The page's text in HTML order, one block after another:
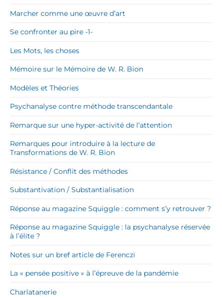
Marcher comme une œuvre d’art
Se confronter au pire -1-
Les Mots, les choses
Mémoire sur le Mémoire de W. R. Bion
Modèles et Théories
Psychanalyse contre méthode transcendantale
Remarque sur une hyper-activité de l’attention
Remarques pour introduire à la lecture de
Transformations de W. R. Bion
Résistance / Conflit des méthodes
Substantivation / Substantialisation
Réponse au magazine Squiggle : comment s’y retrouver ?
Réponse au magazine Squiggle : la psychanalyse réservée
à l’élite ?
Notes sur un bref article de Ferenczi
La « pensée positive » à l’épreuve de la pandémie
Charlatanerie